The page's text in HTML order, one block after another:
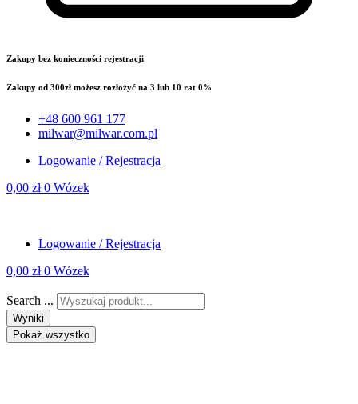
Zakupy bez konieczności rejestracji
Zakupy od 300zł możesz rozłożyć na 3 lub 10 rat 0%
+48 600 961 177
milwar@milwar.com.pl
Logowanie / Rejestracja
0,00 zł 0 Wózek
Logowanie / Rejestracja
0,00 zł 0 Wózek
Search ...
Wyniki
Pokaż wszystko